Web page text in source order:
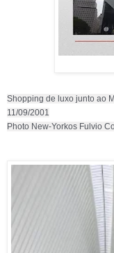
Shopping de luxo junto ao
11/09/2001
Photo New-Yorkos Fulvio